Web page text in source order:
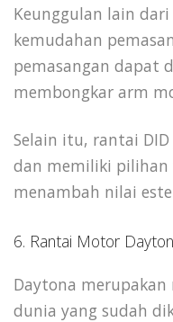
Keunggulan lain
kemudahan
pemasangan dapat
membongkar arm
Selain itu, rantai
dan memiliki pilihan
menambah nilai
6. Rantai Motor
Daytona merupakan
dunia yang sudah